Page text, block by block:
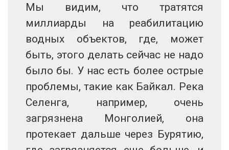
Мы видим, что тратятся
миллиарды на реабилитацию
водных объектов, где, может
быть, этого делать сейчас не надо
было бы. У нас есть более острые
проблемы, такие как Байкал. Река
Селенга, например, очень
загрязнена Монголией, она
протекает дальше через Бурятию,